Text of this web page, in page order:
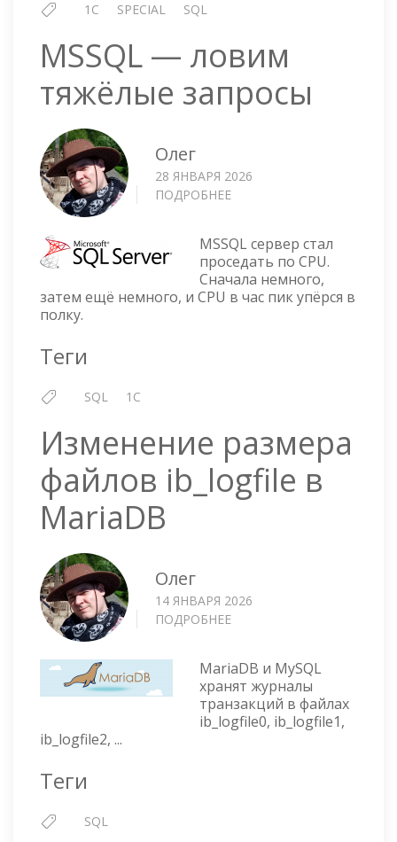
1C SPECIAL SQL
MSSQL — ловим
тяжёлые запросы
Олег
28 ЯНВАРЯ 2026
ПОДРОБНЕЕ
ЛОВИМ
ТЯЖЁЛЫЕ
ЗАПРОСЫ
MSSQL сервер стал
проседать по CPU.
Сначала немного,
затем ещё немного, и CPU в час пик упёрся в
полку.
Теги
SQL 1C
Изменение размера
файлов ib_logfile в
MariaDB
Олег
14 ЯНВАРЯ 2026
ПОДРОБНЕЕ
ФАЙЛОВ
IB_LOGFILE
В
MARIADB
MariaDB и MySQL
хранят журналы
транзакций в файлах
ib_logfile0, ib_logfile1,
ib_logfile2, ...
Теги
SQL